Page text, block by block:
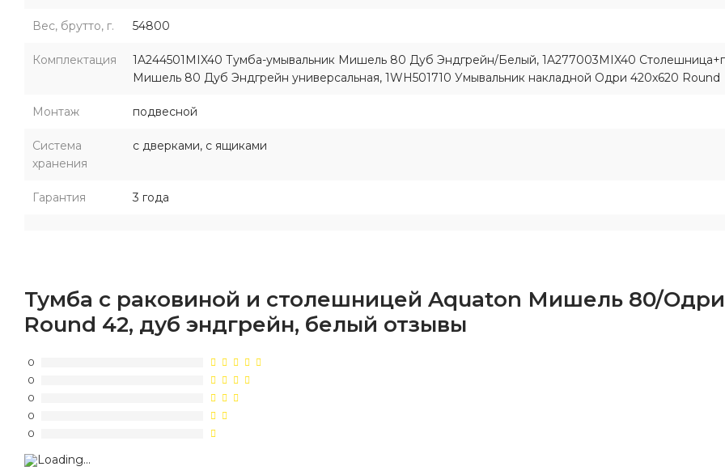
Вес, брутто, г. 54800
Комплектация
1A244501MIX40 Тумба-умывальник Мишель 80 Дуб Эндгрейн/Белый, 1A277003MIX40
Мишель 80 Дуб Эндгрейн универсальная, 1WH501710 Умывальник накладной Одри 420x620 Round
Монтаж подвесной
Система
хранения
с дверками, с ящиками
Гарантия 3 года
Тумба с раковиной и столешницей Aquaton Мишель 80/Одри
Round 42, дуб эндгрейн, белый отзывы
0
0
0
0
0